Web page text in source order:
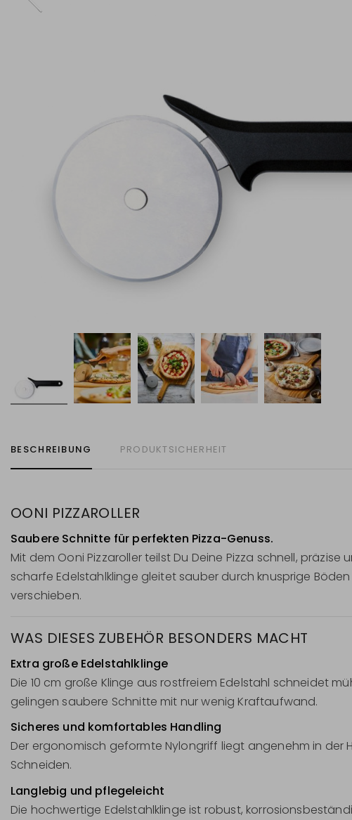
BESCHREIBUNG PRODUKTSICHERHEIT
OONI PIZZAROLLER
Saubere Schnitte für perfekten Pizza-Genuss.
Mit dem Ooni Pizzaroller teilst Du Deine Pizza schnell,
scharfe Edelstahlklinge gleitet sauber durch knusprige
verschieben.
WAS DIESES ZUBEHÖR BESONDERS MACHT
Extra große Edelstahlklinge
Die 10 cm große Klinge aus rostfreiem Edelstahl schneidet
gelingen saubere Schnitte mit nur wenig Kraftaufwand.
Sicheres und komfortables Handling
Der ergonomisch geformte Nylongriff liegt angenehm in der
Schneiden.
Langlebig und pflegeleicht
Die hochwertige Edelstahlklinge ist robust,